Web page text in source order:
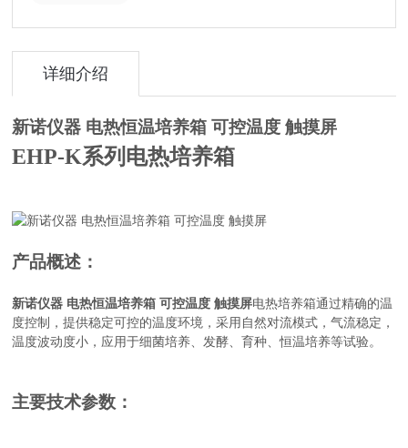
详细介绍
新诺仪器 电热恒温培养箱 可控温度 触摸屏
EHP-K系列电热培养箱
产品概述：
新诺仪器 电热恒温培养箱 可控温度 触摸屏电热培养箱通过精确的温
度控制，提供稳定可控的温度环境，采用自然对流模式，气流稳定，
温度波动度小，应用于细菌培养、发酵、育种、恒温培养等试验。
主要技术参数：